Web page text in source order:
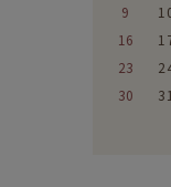
9
16
23
30
31